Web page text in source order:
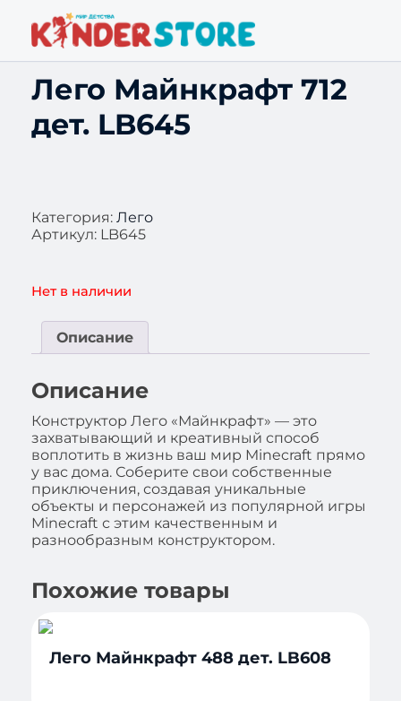
Лего Майнкрафт 712
дет. LB645
Категория: Лего
Артикул: LB645
Нет в наличии
Описание
Описание
Конструктор Лего «Майнкрафт» — это
захватывающий и креативный способ
воплотить в жизнь ваш мир Minecraft прямо
у вас дома. Соберите свои собственные
приключения, создавая уникальные
объекты и персонажей из популярной игры
Minecraft с этим качественным и
разнообразным конструктором.
Похожие товары
Лего Майнкрафт 488 дет. LB608